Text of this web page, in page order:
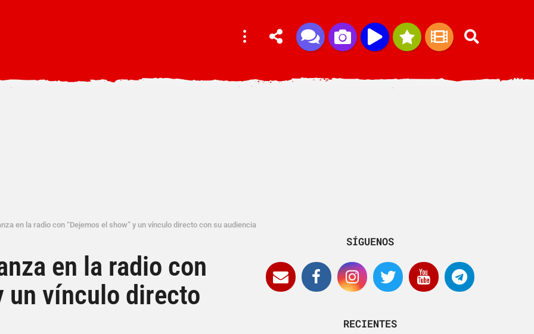
en la radio con “Dejemos el show” y un vínculo directo con su audiencia
en la radio con
un vínculo directo
SÍGUENOS
RECIENTES